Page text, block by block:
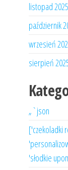
listopad 2025
październik
wrzesień
sierpień
„`json
['czekoladki
'słodkie